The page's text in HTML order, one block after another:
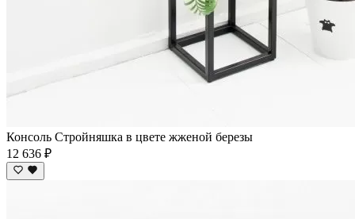
Консоль Стройняшка в цвете жженой березы
12 636 ₽